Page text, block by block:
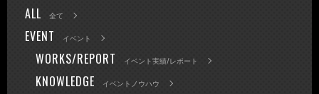
ALL 全て
EVENT イベント
WORKS/REPORT イベント実績/レポート
KNOWLEDGE イベントノウハウ